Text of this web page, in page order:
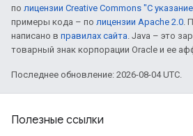
по лицензии Creative Commons "С
примеры кода – по лицензии Apache 2.0.
написано в правилах сайта. Java – это
товарный знак корпорации Oracle и ее
Последнее обновление: 2026-08-04 UTC.
Полезные ссылки